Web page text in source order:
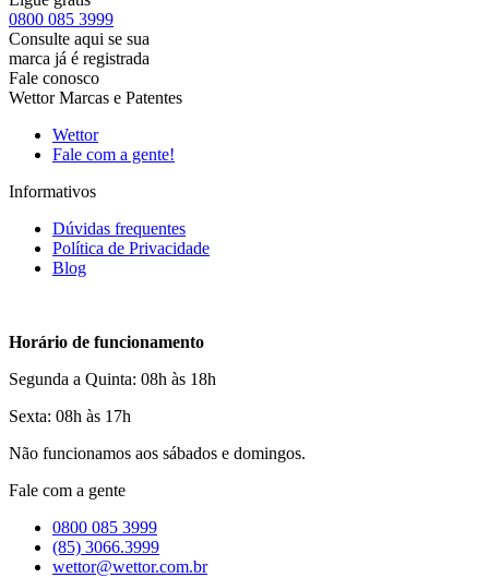
0800 085 3999
Consulte aqui se sua
marca já é registrada
Fale conosco
Wettor Marcas e Patentes
Wettor
Fale com a gente!
Informativos
Dúvidas frequentes
Política de Privacidade
Blog
Horário de funcionamento
Segunda a Quinta: 08h às 18h
Sexta: 08h às 17h
Não funcionamos aos sábados e domingos.
Fale com a gente
0800 085 3999
(85) 3066.3999
wettor@wettor.com.br